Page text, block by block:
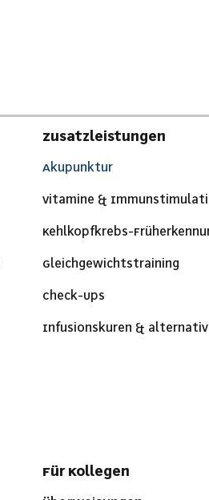
Zusatzleistungen
Akupunktur
Vitamine &
Kehlkopfkrebs-
Gleichgewichtstraining
Check-Ups
Infusionskuren &
Für Kollegen